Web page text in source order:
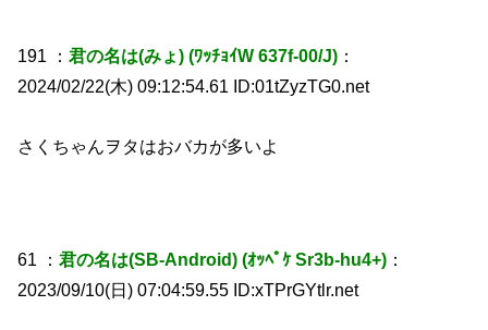
191 ：君の名は(みょ) (ﾜｯﾁｮｲW 637f-00/J) ：
2024/02/22(木) 09:12:54.61 ID:01tZyzTG0.net
さくちゃんヲタはおバカが多いよ
61 ：君の名は(SB-Android) (ｵｯﾍﾟｹ Sr3b-hu4+) ：
2023/09/10(日) 07:04:59.55 ID:xTPrGYtlr.net